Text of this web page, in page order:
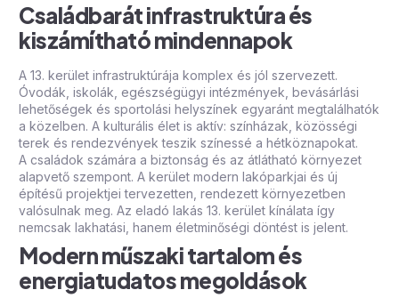
Családbarát infrastruktúra és
kiszámítható mindennapok
A 13. kerület infrastruktúrája komplex és jól szervezett.
Óvodák, iskolák, egészségügyi intézmények, bevásárlási
lehetőségek és sportolási helyszínek egyaránt megtalálhatók
a közelben. A kulturális élet is aktív: színházak, közösségi
terek és rendezvények teszik színessé a hétköznapokat.
A családok számára a biztonság és az átlátható környezet
alapvető szempont. A kerület modern lakóparkjai és új
építésű projektjei tervezetten, rendezett környezetben
valósulnak meg. Az eladó lakás 13. kerület kínálata így
nemcsak lakhatási, hanem életminőségi döntést is jelent.
Modern műszaki tartalom és
energiatudatos megoldások